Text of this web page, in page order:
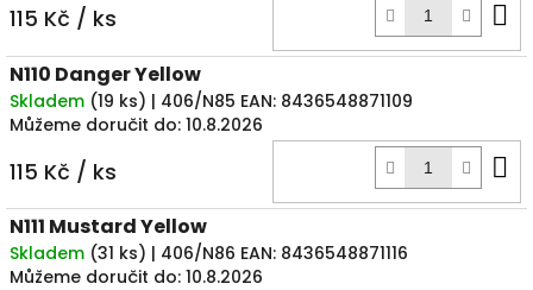
115 Kč / ks
N110 Danger Yellow
Skladem (19 ks) | 406/N85 EAN: 8436548871109
Můžeme doručit do: 10.8.2026
115 Kč / ks
N111 Mustard Yellow
Skladem (31 ks) | 406/N86 EAN: 8436548871116
Můžeme doručit do: 10.8.2026